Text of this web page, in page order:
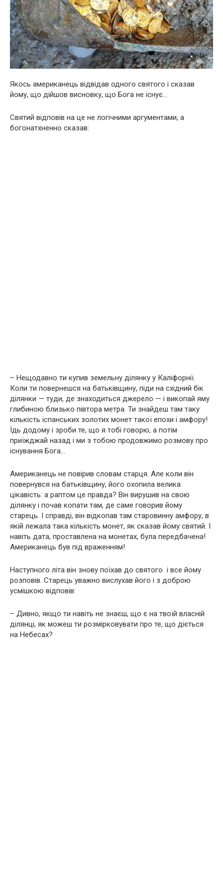
Якось американець відвідав одного святого і сказав
йому, що дійшов висновку, що Бога не існує…
Святий відповів на це не логічними аргументами, а
богонатхненно сказав:
– Нещодавно ти купив земельну ділянку у Каліфорнії.
Коли ти повернешся на батьківщину, піди на східний бік
ділянки — туди, де знаходиться джерело — і викопай яму
глибиною близько півтора метра. Ти знайдеш там таку
кількість іспанських золотих монет такої епохи і амфору!
Їдь додому і зроби те, що я тобі говорю, а потім
приїжджай назад і ми з тобою продовжимо розмову про
існування Бога…
Американець не повірив словам старця. Але коли він
повернувся на батьківщину, його охопила велика
цікавість: а раптом це правда? Він вирушив на свою
ділянку і почав копати там, де саме говорив йому
старець. І справді, він відкопав там старовинну амфору, в
якій лежала така кількість монет, як сказав йому святий. І
навіть дата, проставлена ​​на монетах, була передбачена!
Американець був під враженням!
Наступного літа він знову поїхав до святого і все йому
розповів. Старець уважно вислухав його і з доброю
усмішкою відповів:
– Дивно, якщо ти навіть не знаєш, що є на твоїй власній
ділянці, як можеш ти розмірковувати про те, що діється
на Небесах?